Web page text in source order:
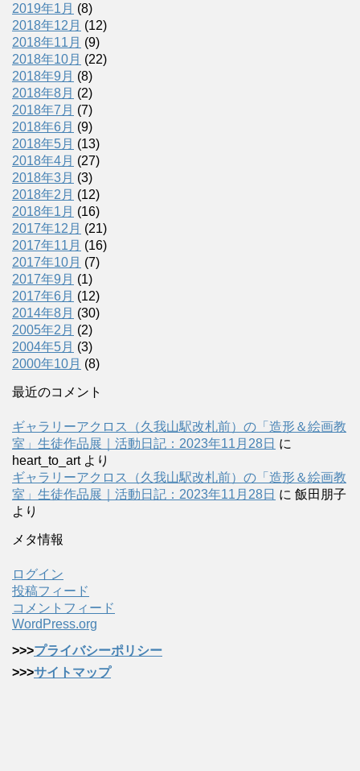
2019年1月 (8)
2018年12月 (12)
2018年11月 (9)
2018年10月 (22)
2018年9月 (8)
2018年8月 (2)
2018年7月 (7)
2018年6月 (9)
2018年5月 (13)
2018年4月 (27)
2018年3月 (3)
2018年2月 (12)
2018年1月 (16)
2017年12月 (21)
2017年11月 (16)
2017年10月 (7)
2017年9月 (1)
2017年6月 (12)
2014年8月 (30)
2005年2月 (2)
2004年5月 (3)
2000年10月 (8)
最近のコメント
ギャラリーアクロス（久我山駅改札前）の「造形＆絵画教
室」生徒作品展｜活動日記：2023年11月28日 に
heart_to_artより
ギャラリーアクロス（久我山駅改札前）の「造形＆絵画教
室」生徒作品展｜活動日記：2023年11月28日 に 飯田朋子
より
メタ情報
ログイン
投稿フィード
コメントフィード
WordPress.org
>>>プライバシーポリシー
>>>サイトマップ